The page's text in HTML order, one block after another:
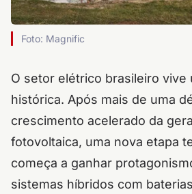
Foto: Magnific
O setor elétrico brasileiro vive
histórica. Após mais de uma
crescimento acelerado da
fotovoltaica, uma nova etapa
começa a ganhar
sistemas híbridos com